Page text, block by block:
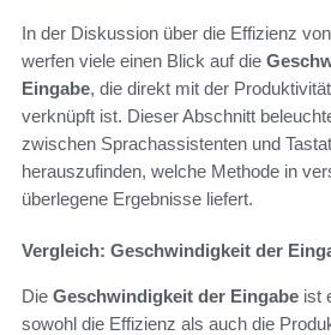
In der Diskussion über die Effizienz
werfen viele einen Blick auf die
Eingabe, die direkt mit der
verknüpft ist. Dieser Abschnitt
zwischen Sprachassistenten und
herauszufinden, welche Methode in
überlegene Ergebnisse liefert.
Vergleich: Geschwindigkeit der
Die Geschwindigkeit der Eingabe ist
sowohl die Effizienz als auch die